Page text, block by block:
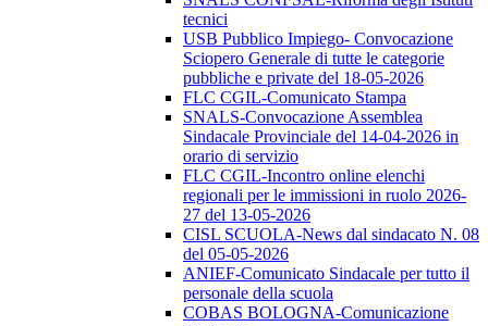
tecnici
USB Pubblico Impiego- Convocazione
Sciopero Generale di tutte le categorie
pubbliche e private del 18-05-2026
FLC CGIL-Comunicato Stampa
SNALS-Convocazione Assemblea
Sindacale Provinciale del 14-04-2026 in
orario di servizio
FLC CGIL-Incontro online elenchi
regionali per le immissioni in ruolo 2026-
27 del 13-05-2026
CISL SCUOLA-News dal sindacato N. 08
del 05-05-2026
ANIEF-Comunicato Sindacale per tutto il
personale della scuola
COBAS BOLOGNA-Comunicazione